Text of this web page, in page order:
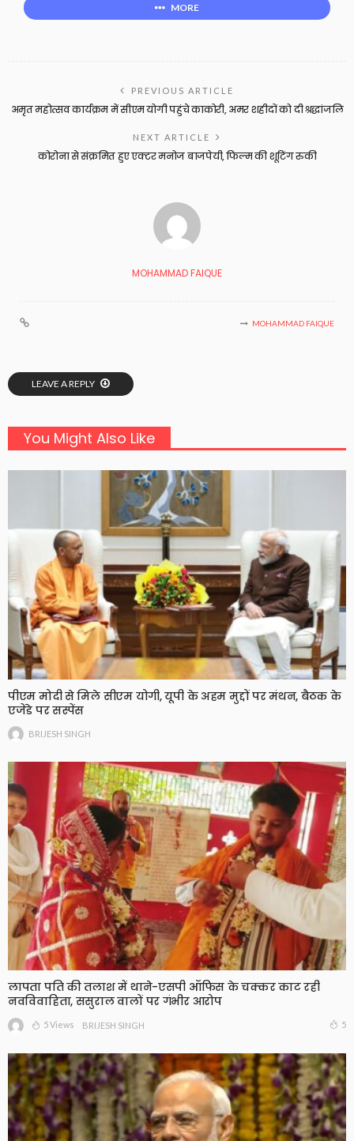
MORE
PREVIOUS ARTICLE
अमृत महोत्सव कार्यक्रम में सीएम योगी पहुंचे काकोरी, अमर शहीदों को दी श्रद्धांजलि
NEXT ARTICLE
कोरोना से संक्रमित हुए एक्टर मनोज बाजपेयी, फिल्म की शूटिंग रुकी
MOHAMMAD FAIQUE
MOHAMMAD FAIQUE
LEAVE A REPLY
You Might Also Like
पीएम मोदी से मिले सीएम योगी, यूपी के अहम मुद्दों पर मंथन, बैठक के
एजेंडे पर सस्पेंस
BRIJESH SINGH
लापता पति की तलाश में थाने-एसपी ऑफिस के चक्कर काट रही
नवविवाहिता, ससुराल वालों पर गंभीर आरोप
5 Views BRIJESH SINGH 5